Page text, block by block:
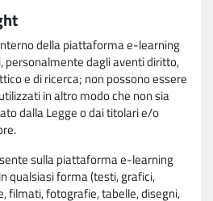
della piattaforma e-learning
personalmente dagli aventi diritto,
e di ricerca; non possono essere
in altro modo che non sia
dalla Legge o dai titolari e/o
sulla piattaforma e-learning
qualsiasi forma (testi, grafici,
filmati, fotografie, tabelle, disegni,